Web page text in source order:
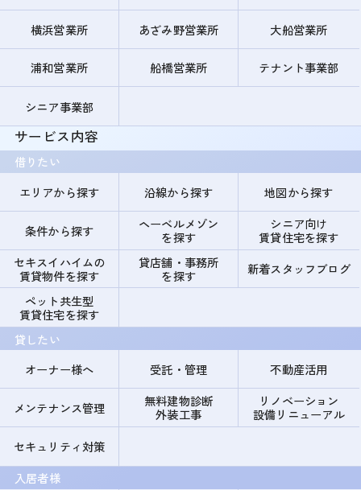
横浜営業所 あざみ野営業所 大船営業所
浦和営業所 船橋営業所 テナント事業部
シニア事業部
サービス内容
借りたい
エリアから探す
沿線から探す 地図から探す
条件から探す
ヘーベルメゾン
を探す
シニア向け
賃貸住宅を探す
セキスイハイムの
賃貸物件を探す
貸店舗・事務所
を探す
新着スタッフブログ
ペット共生型
賃貸住宅を探す
貸したい
オーナー様へ
受託・管理 不動産活用
メンテナンス管理
無料建物診断
外装工事
リノベーション
設備リニューアル
セキュリティ対策
入居者様